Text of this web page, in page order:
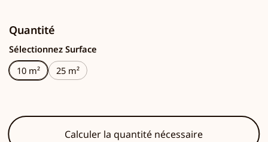
Quantité
Sélectionnez Surface
10 m²
25 m²
Calculer la quantité nécessaire